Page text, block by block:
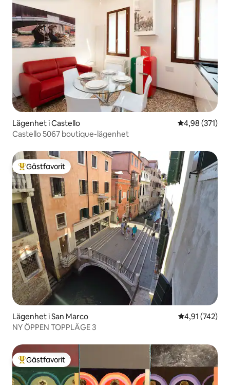
Lägenhet i Castello 4,98 av 5 i
4,98 (371)
Castello 5067 boutique-lägenhet
Populär gästfavorit
Gästfavorit
Lägenhet i San Marco 4,91 av 5 i
4,91 (742)
NY ÖPPEN TOPPLÄGE 3
Populär gästfavorit
Gästfavorit